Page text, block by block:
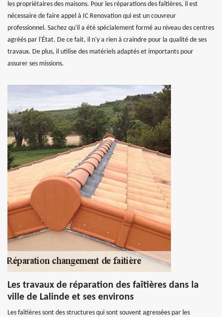
les propriétaires des maisons. Pour les réparations des faîtières, il est
nécessaire de faire appel à IC Renovation qui est un couvreur
professionnel. Sachez qu'il a été spécialement formé au niveau des centres
agréés par l'État. De ce fait, il n'y a rien à craindre pour la qualité de ses
travaux. De plus, il utilise des matériels adaptés et importants pour
assurer ses missions.
Les travaux de réparation des faîtières dans la
ville de Lalinde et ses environs
Les faîtières sont des structures qui sont souvent agressées par les